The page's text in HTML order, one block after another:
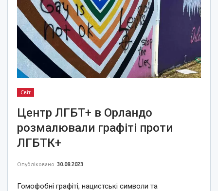
Світ
Центр ЛГБТ+ в Орландо
розмалювали графіті проти
ЛГБТК+
Опубліковано 30.08.2023
Гомофобні графіті, нацистські символи та